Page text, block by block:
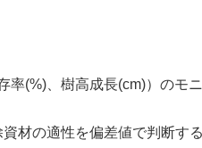
率(%) 、樹高成長(cm)）のモ
材の適性を偏差値で判断する